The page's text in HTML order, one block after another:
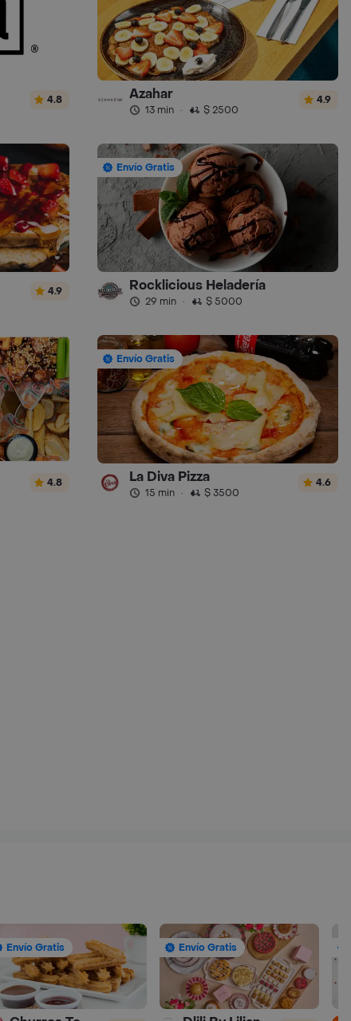
4.8 Azahar
13 min · $ 2500
4.9
4.9
Envío Gratis
Rocklicious Heladería
29 min · $ 5000
4.8
Envío Gratis
La Diva Pizza
15 min · $ 3500
4.6
Envío Gratis Envío Gratis